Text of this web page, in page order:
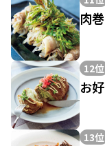
肉
12位
お
13位